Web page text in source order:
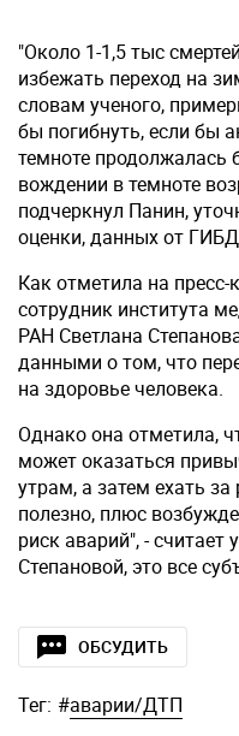
"Около 1-1,5 тыс
избежать переход на
словам ученого,
бы погибнуть, если бы
темноте продолжалась
вождении в темноте
подчеркнул Панин,
оценки, данных от
Как отметила на
сотрудник института
РАН Светлана
данными о том, что
на здоровье человека.
Однако она отметила,
может оказаться
утрам, а затем ехать
полезно, плюс
риск аварий", -
Степановой, это все
ОБСУДИТЬ
Тег: #аварии/ДТП